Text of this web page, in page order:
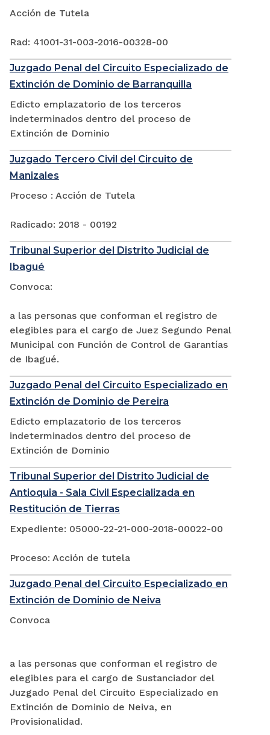
Acción de Tutela
Rad: 41001-31-003-2016-00328-00
Juzgado Penal del Circuito Especializado de
Extinción de Dominio de Barranquilla
Edicto emplazatorio de los terceros
indeterminados dentro del proceso de
Extinción de Dominio
Juzgado Tercero Civil del Circuito de
Manizales
Proceso : Acción de Tutela
Radicado: 2018 - 00192
Tribunal Superior del Distrito Judicial de
Ibagué
Convoca:
a las personas que conforman el registro de
elegibles para el cargo de Juez Segundo Penal
Municipal con Función de Control de Garantías
de Ibagué.
Juzgado Penal del Circuito Especializado en
Extinción de Dominio de Pereira
Edicto emplazatorio de los terceros
indeterminados dentro del proceso de
Extinción de Dominio
Tribunal Superior del Distrito Judicial de
Antioquia - Sala Civil Especializada en
Restitución de Tierras
Expediente: 05000-22-21-000-2018-00022-00
Proceso: Acción de tutela
Juzgado Penal del Circuito Especializado en
Extinción de Dominio de Neiva
Convoca
a las personas que conforman el registro de
elegibles para el cargo de Sustanciador del
Juzgado Penal del Circuito Especializado en
Extinción de Dominio de Neiva, en
Provisionalidad.